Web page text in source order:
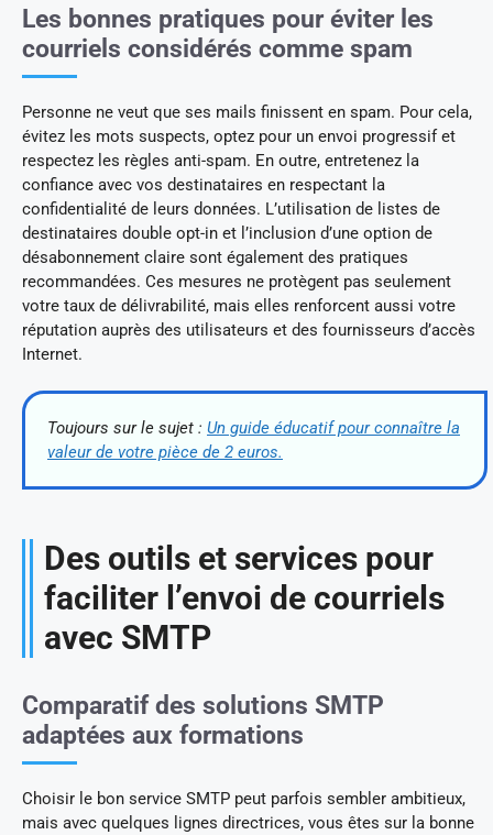
Les bonnes pratiques pour éviter les
courriels considérés comme spam
Personne ne veut que ses mails finissent en spam. Pour cela,
évitez les mots suspects, optez pour un envoi progressif et
respectez les règles anti-spam. En outre, entretenez la
confiance avec vos destinataires en respectant la
confidentialité de leurs données. L’utilisation de listes de
destinataires double opt-in et l’inclusion d’une option de
désabonnement claire sont également des pratiques
recommandées. Ces mesures ne protègent pas seulement
votre taux de délivrabilité, mais elles renforcent aussi votre
réputation auprès des utilisateurs et des fournisseurs d’accès
Internet.
Toujours sur le sujet : Un guide éducatif pour connaître la
valeur de votre pièce de 2 euros.
Des outils et services pour
faciliter l’envoi de courriels
avec SMTP
Comparatif des solutions SMTP
adaptées aux formations
Choisir le bon service SMTP peut parfois sembler ambitieux,
mais avec quelques lignes directrices, vous êtes sur la bonne